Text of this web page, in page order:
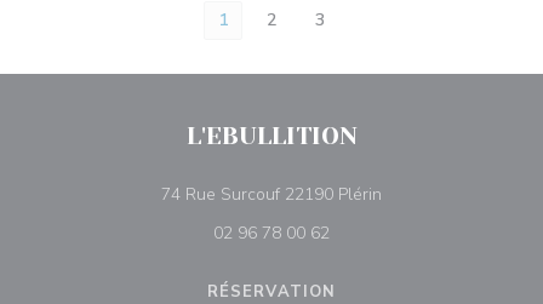
1 2 3
L'EBULLITION
74 Rue Surcouf 22190 Plérin
02 96 78 00 62
RÉSERVATION